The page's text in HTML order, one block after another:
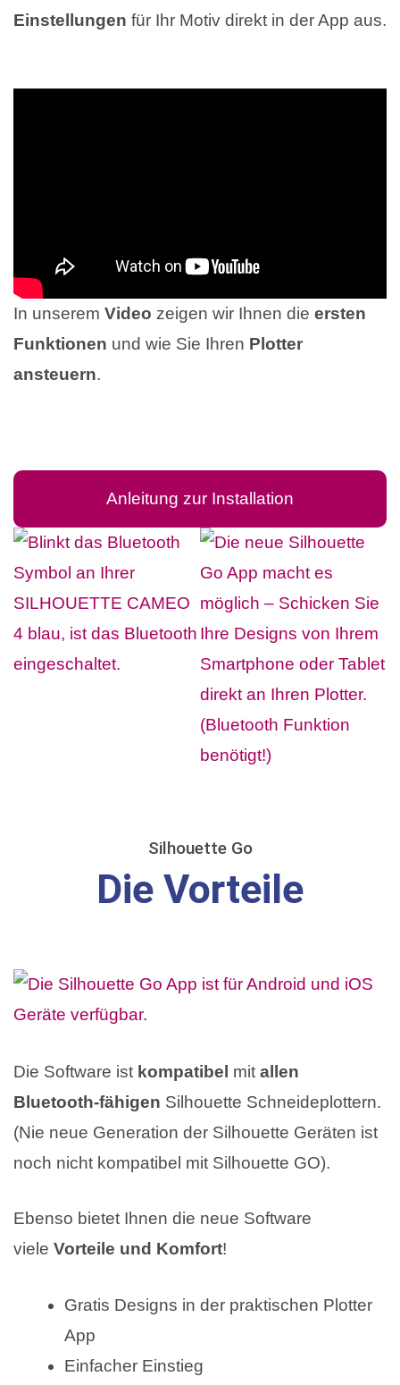
Einstellungen für Ihr Motiv direkt in der App aus.
In unserem Video zeigen wir Ihnen die ersten
Funktionen und wie Sie Ihren Plotter
ansteuern.
Anleitung zur Installation
Silhouette Go
Die Vorteile
Die Software ist kompatibel mit allen
Bluetooth-fähigen Silhouette Schneideplottern.
(Nie neue Generation der Silhouette Geräten ist
noch nicht kompatibel mit Silhouette GO).
Ebenso bietet Ihnen die neue Software
viele Vorteile und Komfort!
Gratis Designs in der praktischen Plotter
App
Einfacher Einstieg